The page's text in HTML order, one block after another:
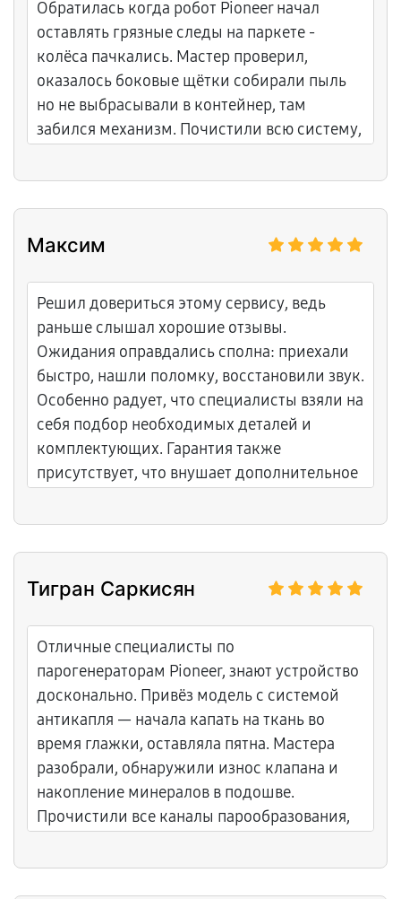
Обратилась когда робот Pioneer начал
оставлять грязные следы на паркете -
колёса пачкались. Мастер проверил,
оказалось боковые щётки собирали пыль
но не выбрасывали в контейнер, там
забился механизм. Почистили всю систему,
добавили силиконовую смазку на щётки.
Обязательно вернусь если что.
Максим
Решил довериться этому сервису, ведь
раньше слышал хорошие отзывы.
Ожидания оправдались сполна: приехали
быстро, нашли поломку, восстановили звук.
Особенно радует, что специалисты взяли на
себя подбор необходимых деталей и
комплектующих. Гарантия также
присутствует, что внушает дополнительное
Тигран Саркисян
Отличные специалисты по
парогенераторам Pioneer, знают устройство
досконально. Привёз модель с системой
антикапля — начала капать на ткань во
время глажки, оставляла пятна. Мастера
разобрали, обнаружили износ клапана и
накопление минералов в подошве.
Прочистили все каналы парообразования,
оригинальный. Ремонт занял три дня, цену